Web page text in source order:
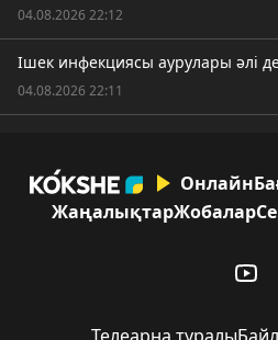
04.08.2026 22:12
Ішек инфекциясы аурулары әлі де
04.08.2026 22:11
Онлайн
ЖаңалықтарЖобалар